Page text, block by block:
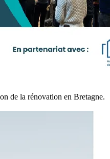
de la rénovation en Bretagne.